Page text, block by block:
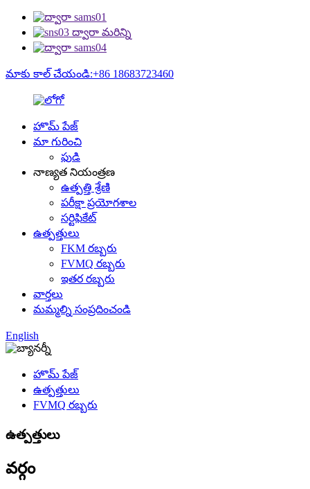
మాకు కాల్ చేయండి:+86 18683723460
హొమ్ పేజ్
మా గురించి
ఫుడి
నాణ్యత నియంత్రణ
ఉత్పత్తి శ్రేణి
పరీక్షా ప్రయోగశాల
సర్టిఫికేట్
ఉత్పత్తులు
FKM రబ్బరు
FVMQ రబ్బరు
ఇతర రబ్బరు
వార్తలు
మమ్మల్ని సంప్రదించండి
English
హొమ్ పేజ్
ఉత్పత్తులు
FVMQ రబ్బరు
ఉత్పత్తులు
వర్గం